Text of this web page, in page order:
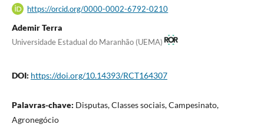
https://orcid.org/0000-0002-6792-0210
Ademir Terra
Universidade Estadual do Maranhão (UEMA)
DOI: https://doi.org/10.14393/RCT164307
Palavras-chave: Disputas, Classes sociais, Campesinato,
Agronegócio